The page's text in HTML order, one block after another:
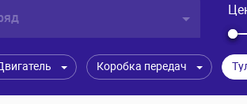
Коробка передач